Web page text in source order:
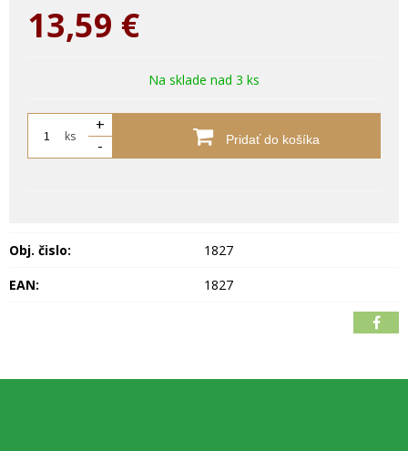
13,59 €
Na sklade nad 3 ks
ks
+
-
Pridať do košíka
Obj. čislo:
1827
EAN:
1827